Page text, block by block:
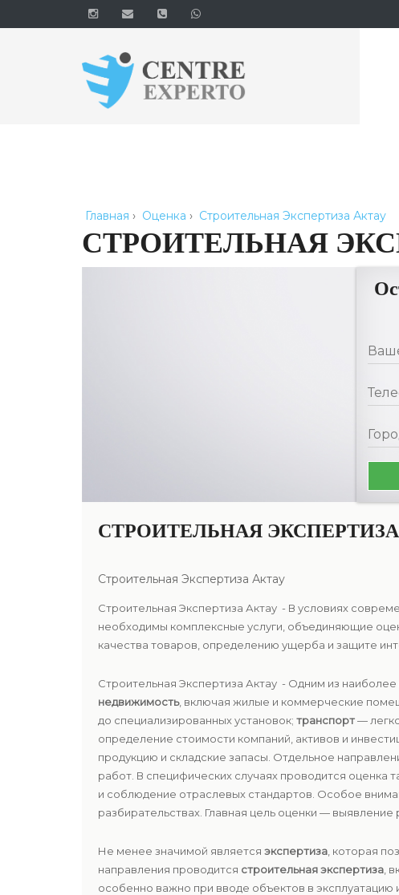
Главная › Оценка › Строительная Экспертиза Актау
СТРОИТЕЛЬНАЯ
СТРОИТЕЛЬНАЯ
Строительная Экспертиза Актау
Строительная Экспертиза Актау - В условиях
необходимы комплексные услуги, объединяющие
качества товаров, определению ущерба и защите
Строительная Экспертиза Актау - Одним из
недвижимость, включая жилые и коммерческие
до специализированных установок; транспорт—
определение стоимости компаний, активов и
продукцию и складские запасы. Отдельное
работ. В специфических случаях проводится оценка
и соблюдение отраслевых стандартов. Особое
разбирательствах. Главная цель оценки — выявление
Не менее значимой является экспертиза , которая
направления проводится строительная экспертиза ,
особенно важно при вводе объектов в